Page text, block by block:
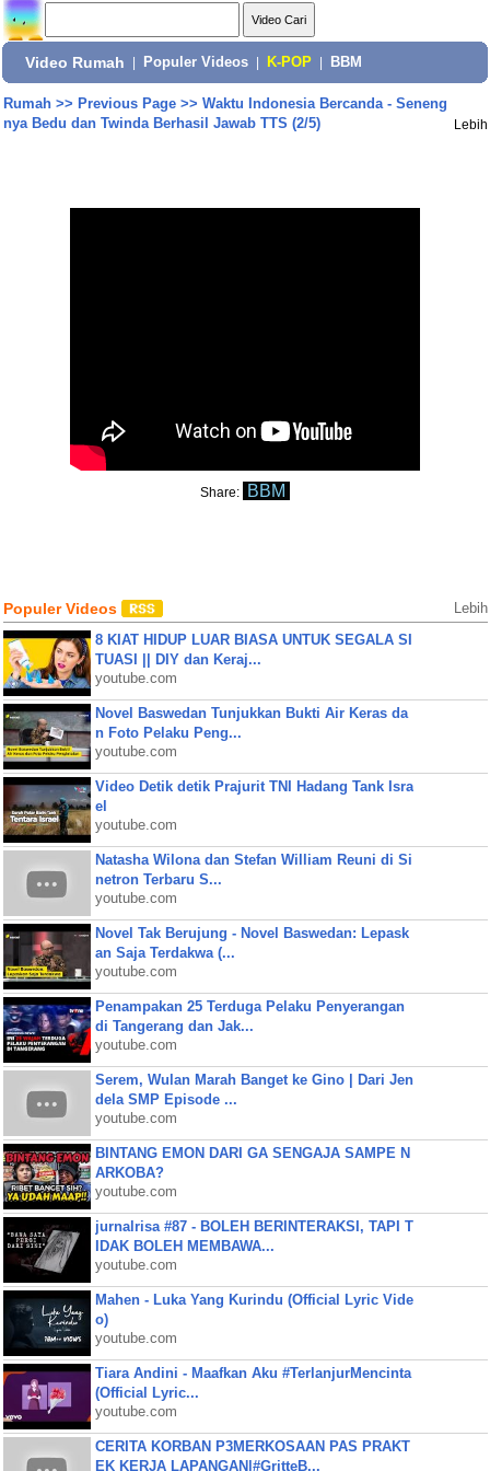
Video Rumah Populer Videos K-POP BBM
Rumah>> Previous Page>> Waktu Indonesia Bercanda - Seneng
nya Bedu dan Twinda Berhasil Jawab TTS (2/5)
Lebih
Share: BBM
Populer Videos Lebih
8 KIAT HIDUP LUAR BIASA UNTUK SEGALA SI
TUASI || DIY dan Keraj...
youtube.com
Novel Baswedan Tunjukkan Bukti Air Keras da
n Foto Pelaku Peng...
youtube.com
Video Detik detik Prajurit TNI Hadang Tank Isra
el
youtube.com
Natasha Wilona dan Stefan William Reuni di Si
netron Terbaru S...
youtube.com
Novel Tak Berujung - Novel Baswedan: Lepask
an Saja Terdakwa (...
youtube.com
Penampakan 25 Terduga Pelaku Penyerangan
di Tangerang dan Jak...
youtube.com
Serem, Wulan Marah Banget ke Gino | Dari Jen
dela SMP Episode ...
youtube.com
BINTANG EMON DARI GA SENGAJA SAMPE N
ARKOBA?
youtube.com
jurnalrisa #87 - BOLEH BERINTERAKSI, TAPI T
IDAK BOLEH MEMBAWA...
youtube.com
Mahen - Luka Yang Kurindu (Official Lyric Vide
o)
youtube.com
Tiara Andini - Maafkan Aku #TerlanjurMencinta
(Official Lyric...
youtube.com
CERITA KORBAN P3MERKOSAAN PAS PRAKT
EK KERJA LAPANGAN|#GritteB...